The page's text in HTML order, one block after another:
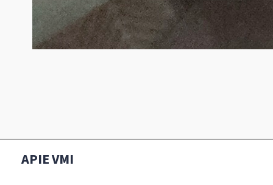
APIE VMI